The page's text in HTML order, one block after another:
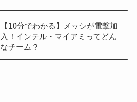
【10分でわかる】メッシが電撃加
入！インテル・マイアミってどん
なチーム？